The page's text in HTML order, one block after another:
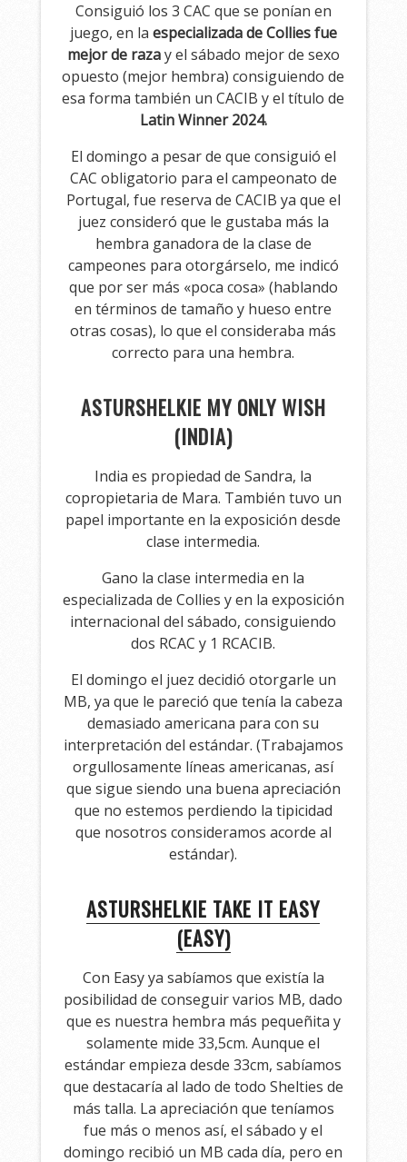
Consiguió los 3 CAC que se ponían en
juego, en la especializada de Collies fue
mejor de razay el sábado mejor de sexo
opuesto (mejor hembra) consiguiendo de
esa forma también un CACIB y el título de
Latin Winner 2024.
El domingo a pesar de que consiguió el
CAC obligatorio para el campeonato de
Portugal, fue reserva de CACIB ya que el
juez consideró que le gustaba más la
hembra ganadora de la clase de
campeones para otorgárselo, me indicó
que por ser más «poca cosa» (hablando
en términos de tamaño y hueso entre
otras cosas), lo que el consideraba más
correcto para una hembra.
ASTURSHELKIE MY ONLY WISH
(INDIA)
India es propiedad de Sandra, la
copropietaria de Mara. También tuvo un
papel importante en la exposición desde
clase intermedia.
Gano la clase intermedia en la
especializada de Collies y en la exposición
internacional del sábado, consiguiendo
dos RCAC y 1 RCACIB.
El domingo el juez decidió otorgarle un
MB, ya que le pareció que tenía la cabeza
demasiado americana para con su
interpretación del estándar. (Trabajamos
orgullosamente líneas americanas, así
que sigue siendo una buena apreciación
que no estemos perdiendo la tipicidad
que nosotros consideramos acorde al
estándar).
ASTURSHELKIE TAKE IT EASY
(EASY)
Con Easy ya sabíamos que existía la
posibilidad de conseguir varios MB, dado
que es nuestra hembra más pequeñita y
solamente mide 33,5cm. Aunque el
estándar empieza desde 33cm, sabíamos
que destacaría al lado de todo Shelties de
más talla. La apreciación que teníamos
fue más o menos así, el sábado y el
domingo recibió un MB cada día, pero en